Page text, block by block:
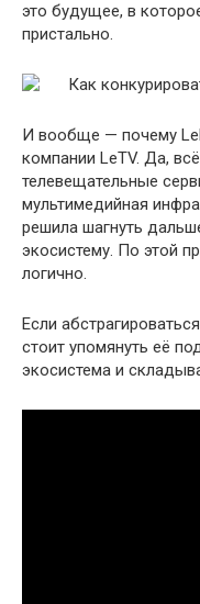
это будущее, в
пристально.
И вообще — почему
компании LeTV. Да,
телевещательные
мультимедийная
решила шагнуть
экосистему. По этой
логично.
Если
стоит упомянуть её
экосистема и